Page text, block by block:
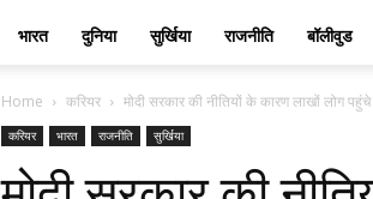
भारत दुनिया सुर्खिया राजनीति बॉलीवुड
Home करियर मोदी सरकार की नीतियों के कारण लाखों लोग पहुंचे
करियर भारत राजनीति सुर्खिया